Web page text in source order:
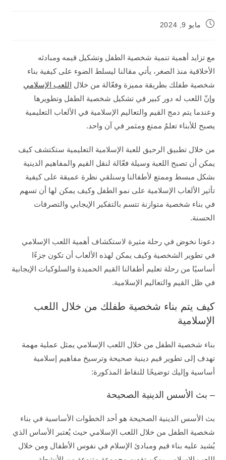
Post مايو 9, 2024
مع تزايد أهمية تنمية شخصية الطفل وتشكيل قيمه ومبادئه
الأخلاقية منذ الصغر، يأتي مقالنا ليسلط الضوء على كيفية بناء
شخصية طفلك بطريقة مميزة وفعّالة من خلال اللعب الإسلامي
وإنّ اللعب له دور كبير في تشكيل شخصية الطفل وتطويرها
وعندما يتم دمج القيم والتعاليم الإسلامية في الألعاب التعليمية
يصبح للأبناء تعلمٌ ممتع ومثمر في آن واحد.
من خلال تطبيق الرحيق للعبة الإسلامية التعليمية ستكتشف كيف
يمكن أن تصبح اللعبة وسيلة فعّالة لنقل القيم والمفاهيم الدينية
بشكل مبسط وممتع لأطفالنا وسنلقي نظرة عميقة على كيفية
تأثير الألعاب الإسلامية على نمو الطفل وكيف يمكن لها أن تسهم
في بناء شخصية متوازنة تتسم بالتفكير الإيجابي والتصرفات
الحسنة.
دعونا نخوض في رحلة مثيرة لاستكشاف أهمية اللعب الإسلامي
في تطوير الشخصية وكيف يمكن لهذه الألعاب أن تكون جزءًا
أساسيًا من رحلة تعليم أطفالنا القيم الحميدة والسلوكيات الإيجابية
في ظل القيم والتعاليم الإسلامية.
كيف يتم بناء شخصية طفلك من خلال اللعب
الإسلامية
بناء شخصية الطفل من خلال اللعب الإسلامي يمثل عملية مهمة
تهدف إلى تطوير قيم دينية صحيحة وترسيخ مفاهيم إسلامية
أساسية وإليك توضيحًا للنقاط المذكورة:
– بث الأسس الدينية الصحيحة
بث الأسس الدينية الصحيحة هو أحد الخطوات الأساسية في بناء
شخصية الطفل من خلال اللعب الإسلامي حيث يُعتبر الأساس الذي
يُشيد عليه بناء قيم ومبادئ الإسلام في نفوس الأطفال ومن خلال